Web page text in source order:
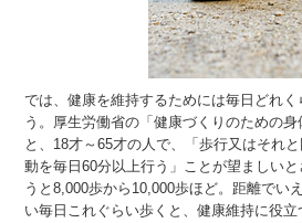
では、健康を維持するためには毎日どれく
う。厚生労働省の「健康づくりのための
と、18才～65才の人で、「歩行又はそれ
動を毎日60分以上行う」ことが望ましい
うと8,000歩から10,000歩ほど。距離でい
い毎日これぐらい歩くと、健康維持に役立